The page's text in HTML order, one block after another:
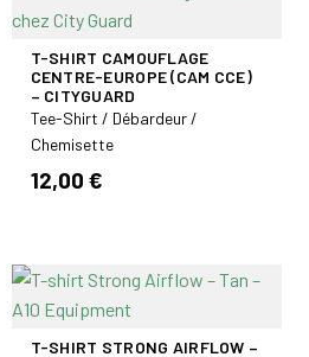
T-SHIRT CAMOUFLAGE
CENTRE-EUROPE (CAM CCE)
– CITYGUARD
Tee-Shirt / Débardeur /
Chemisette
12,00 €
T-SHIRT STRONG AIRFLOW –